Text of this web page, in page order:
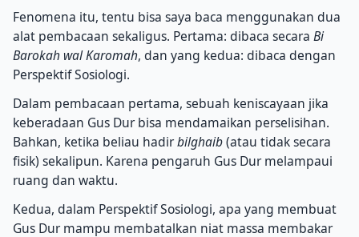
Fenomena itu, tentu bisa saya baca menggunakan dua
alat pembacaan sekaligus. Pertama: dibaca secara Bi
Barokah wal Karomah, dan yang kedua: dibaca dengan
Perspektif Sosiologi.
Dalam pembacaan pertama, sebuah keniscayaan jika
keberadaan Gus Dur bisa mendamaikan perselisihan.
Bahkan, ketika beliau hadirbilghaib(atau tidak secara
fisik) sekalipun. Karena pengaruh Gus Dur melampaui
ruang dan waktu.
Kedua, dalam Perspektif Sosiologi, apa yang membuat
Gus Dur mampu membatalkan niat massa membakar